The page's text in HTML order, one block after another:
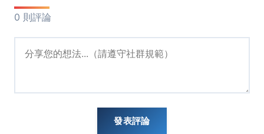
0 則評論
發表評論